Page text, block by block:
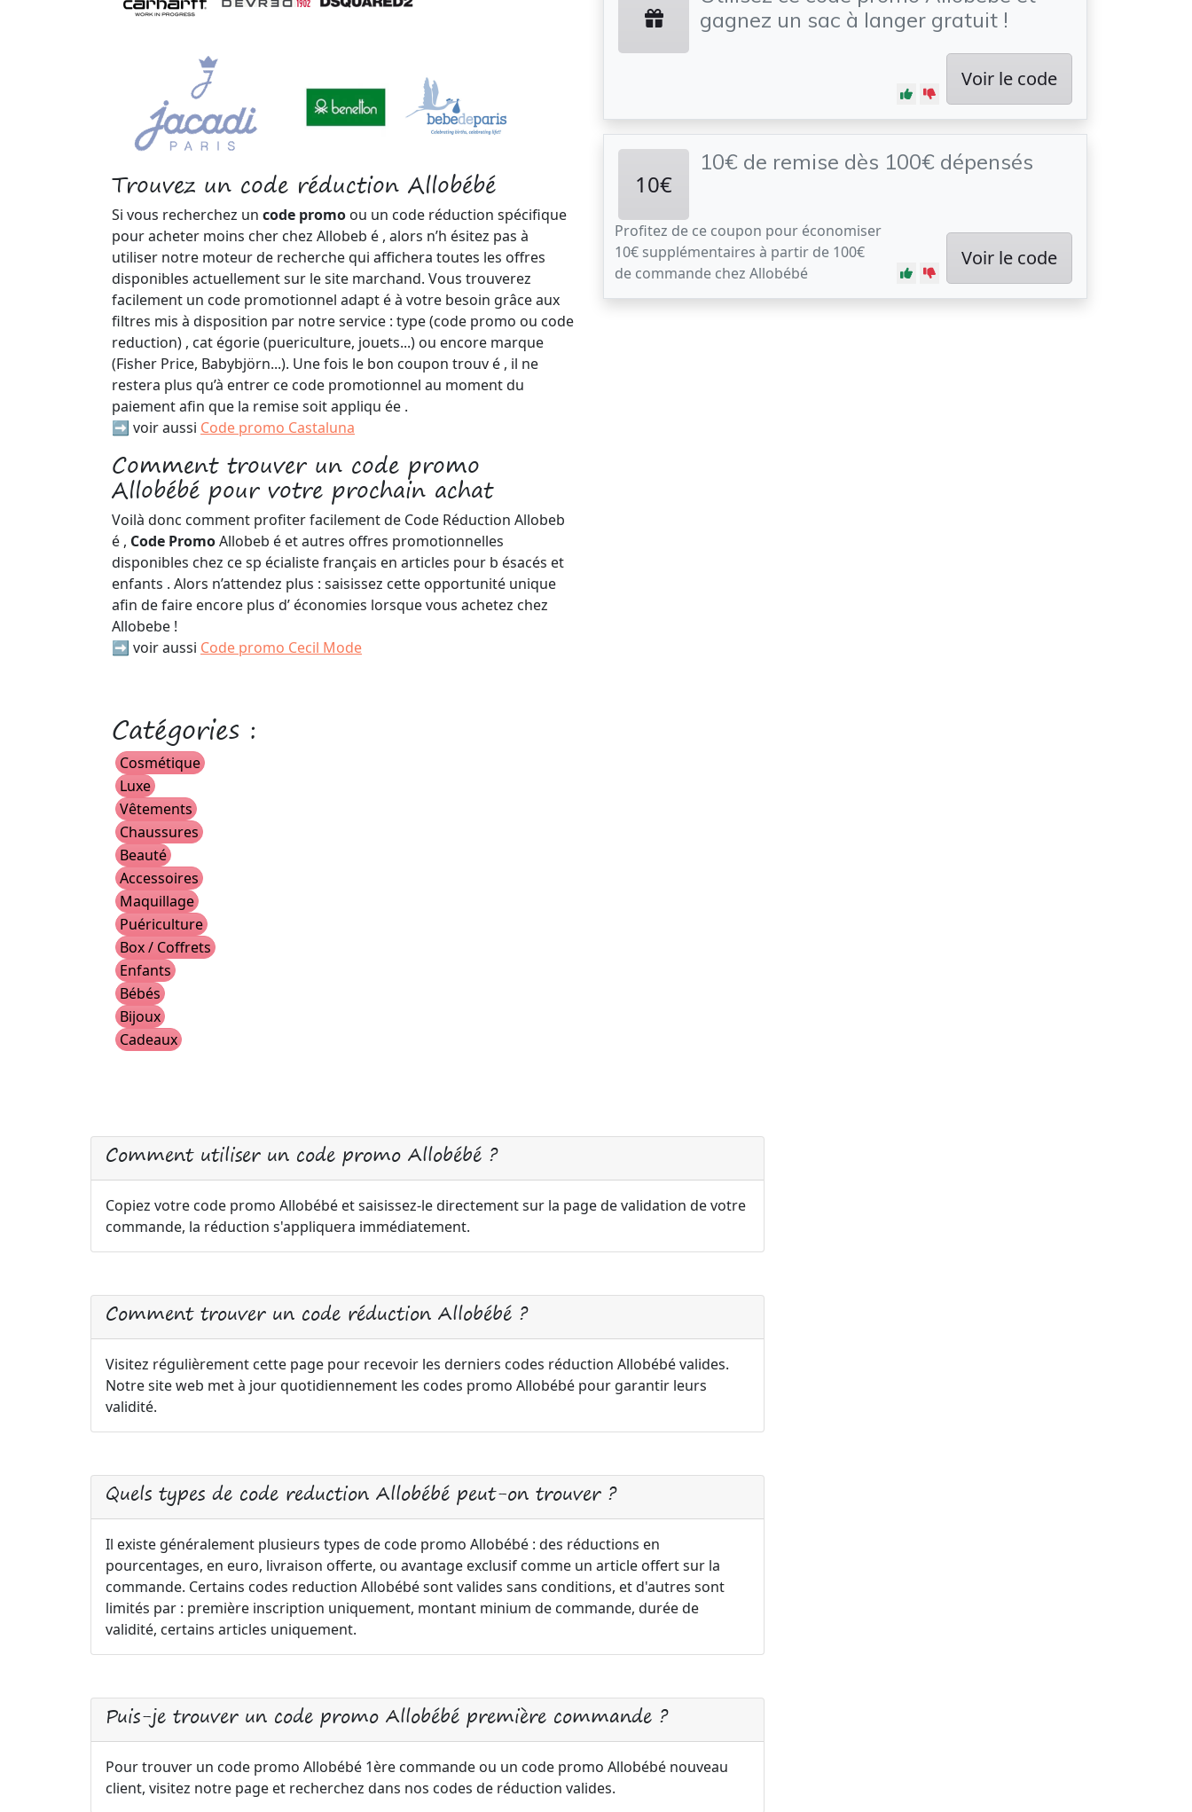
Trouvez un code réduction Allobébé
Si vous recherchez un code promo ou un code réduction spécifique
pour acheter moins cher chez Allobeb é , alors n’h ésitez pas à
utiliser notre moteur de recherche qui affichera toutes les offres
disponibles actuellement sur le site marchand. Vous trouverez
facilement un code promotionnel adapt é à votre besoin grâce aux
filtres mis à disposition par notre service : type (code promo ou code
reduction) , cat égorie (puericulture, jouets...) ou encore marque
(Fisher Price, Babybjörn...). Une fois le bon coupon trouv é , il ne
restera plus qu’à entrer ce code promotionnel au moment du
paiement afin que la remise soit appliqu ée .
➡️ voir aussi Code promo Castaluna
Comment trouver un code promo
Allobébé pour votre prochain achat
Voilà donc comment profiter facilement de Code Réduction Allobeb
é , Code PromoAllobeb é et autres offres promotionnelles
disponibles chez ce sp écialiste français en articles pour b ésacés et
enfants . Alors n’attendez plus : saisissez cette opportunité unique
afin de faire encore plus d’ économies lorsque vous achetez chez
Allobebe !
➡️ voir aussi Code promo Cecil Mode
Catégories :
Cosmétique
Luxe
Vêtements
Chaussures
Beauté
Accessoires
Maquillage
Puériculture
Box / Coffrets
Enfants
Bébés
Bijoux
Cadeaux
gagnez un sac à langer gratuit !
Voir le code
10€
10€ de remise dès 100€ dépensés
Profitez de ce coupon pour économiser
10€ supplémentaires à partir de 100€
de commande chez Allobébé
Voir le code
Comment utiliser un code promo Allobébé ?
Copiez votre code promo Allobébé et saisissez-le directement sur la page de validation de votre
commande, la réduction s'appliquera immédiatement.
Comment trouver un code réduction Allobébé ?
Visitez régulièrement cette page pour recevoir les derniers codes réduction Allobébé valides.
Notre site web met à jour quotidiennement les codes promo Allobébé pour garantir leurs
validité.
Quels types de code reduction Allobébé peut-on trouver ?
Il existe généralement plusieurs types de code promo Allobébé : des réductions en
pourcentages, en euro, livraison offerte, ou avantage exclusif comme un article offert sur la
commande. Certains codes reduction Allobébé sont valides sans conditions, et d'autres sont
limités par : première inscription uniquement, montant minium de commande, durée de
validité, certains articles uniquement.
Puis-je trouver un code promo Allobébé première commande ?
Pour trouver un code promo Allobébé 1ère commande ou un code promo Allobébé nouveau
client, visitez notre page et recherchez dans nos codes de réduction valides.